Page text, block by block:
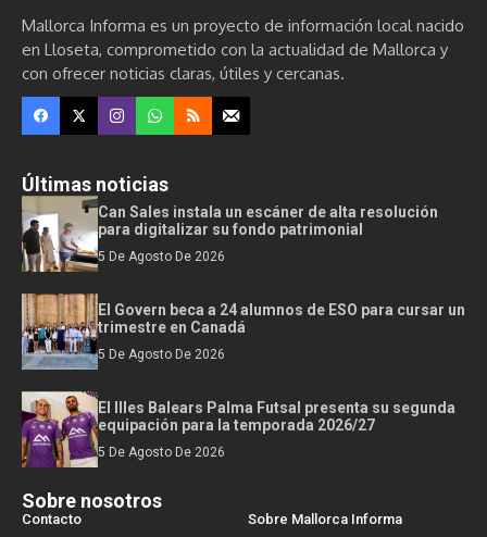
Mallorca Informa es un proyecto de información local nacido
en Lloseta, comprometido con la actualidad de Mallorca y
con ofrecer noticias claras, útiles y cercanas.
Últimas noticias
Can Sales instala un escáner de alta resolución
para digitalizar su fondo patrimonial
5 De Agosto De 2026
El Govern beca a 24 alumnos de ESO para cursar un
trimestre en Canadá
5 De Agosto De 2026
El Illes Balears Palma Futsal presenta su segunda
equipación para la temporada 2026/27
5 De Agosto De 2026
Sobre nosotros
Contacto Sobre Mallorca Informa